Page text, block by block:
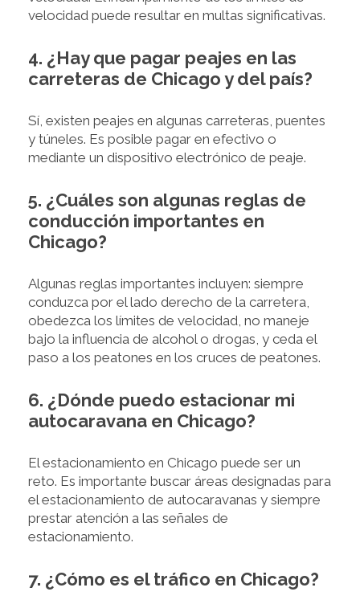
velocidad puede resultar en multas significativas.
4. ¿Hay que pagar peajes en las
carreteras de Chicago y del país?
Sí, existen peajes en algunas carreteras, puentes
y túneles. Es posible pagar en efectivo o
mediante un dispositivo electrónico de peaje.
5. ¿Cuáles son algunas reglas de
conducción importantes en
Chicago?
Algunas reglas importantes incluyen: siempre
conduzca por el lado derecho de la carretera,
obedezca los límites de velocidad, no maneje
bajo la influencia de alcohol o drogas, y ceda el
paso a los peatones en los cruces de peatones.
6. ¿Dónde puedo estacionar mi
autocaravana en Chicago?
El estacionamiento en Chicago puede ser un
reto. Es importante buscar áreas designadas para
el estacionamiento de autocaravanas y siempre
prestar atención a las señales de
estacionamiento.
7. ¿Cómo es el tráfico en Chicago?